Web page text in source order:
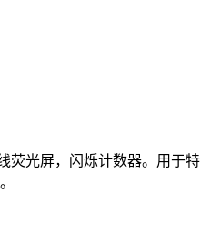
荧光屏，闪烁计数器。用于特